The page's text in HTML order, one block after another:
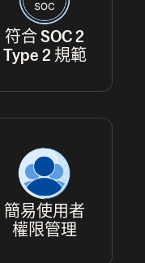
符合 SOC 2
Type 2 規範
簡易使用者
權限管理